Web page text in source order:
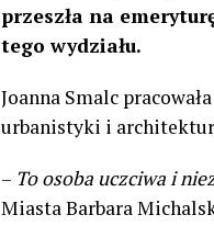
przeszła na
tego wydziału.
Joanna Smalc
urbanistyki i
– To osoba uczciwa i
Miasta Barbara